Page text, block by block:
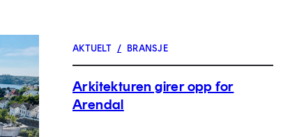
AKTUELT / BRANSJE
Arkitekturen girer opp for
Arendal